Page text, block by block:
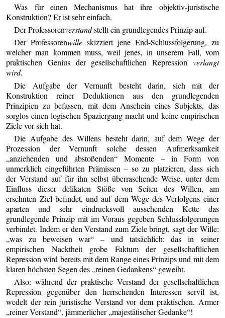
Was für einen Mechanismus hat ihre objektiv-juristische
Konstruktion? Er ist sehr einfach.
Der Professorenverstandstellt ein grundlegendes Prinzip auf.
Der Professorenwille skizziert jene End-Schlussfolgerung, zu
welcher man kommen muss, weil jenes, in unserem Fall, vom
praktischen Genius der gesellschaftlichen Repression verlangt
wird.
Die Aufgabe der Vernunft besteht darin, sich mit der
Konstruktion reiner Deduktionen aus den grundlegenden
Prinzipien zu befassen, mit dem Anschein eines Subjekts, das
sorglos einen logischen Spaziergang macht und keine empirischen
Ziele vor sich hat.
Die Aufgabe des Willens besteht darin, auf dem Wege der
Prozession der Vernunft solche dessen Aufmerksamkeit
„anziehenden und abstoßenden“ Momente – in Form von
unmerklich eingeführten Prämissen – so zu platzieren, dass sich
der Verstand auf für ihn selbst überraschende Weise, unter dem
Einfluss dieser delikaten Stöße von Seiten des Willen, am
ersehnten Ziel befindet, und auf dem Wege des Verfolgens einer
aparten und sehr eindrucksvoll aussehenden Kette das
grundlegende Prinzip mit im Voraus gegeben Schlussfolgerungen
verbindet. Indem er den Verstand zum Ziele bringt, sagt der Wille:
„was zu beweisen war“ – und tatsächlich: das in seiner
empirischen Nacktheit grobe Faktum der gesellschaftlichen
Repression wird bereits mit dem Range eines Prinzips und mit dem
klaren höchsten Segen des „reinen Gedankens“ geweiht.
Also: während der praktische Verstand der gesellschaftlichen
Repression gegenüber den herrschenden Interessen servil ist,
wedelt der rein juristische Verstand vor dem praktischen. Armer
„reiner Verstand“, jämmerlicher „majestätischer Gedanke“!